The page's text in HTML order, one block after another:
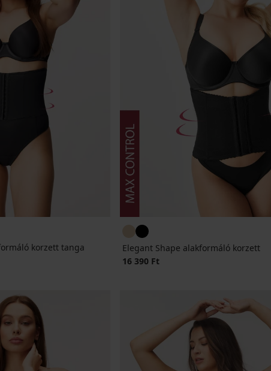
korzett tanga
Elegant Shape alakformáló korzett
16 390 Ft